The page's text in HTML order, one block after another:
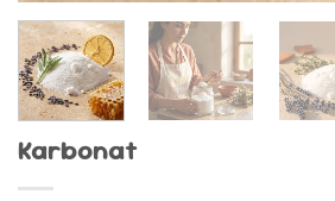
Karbonat